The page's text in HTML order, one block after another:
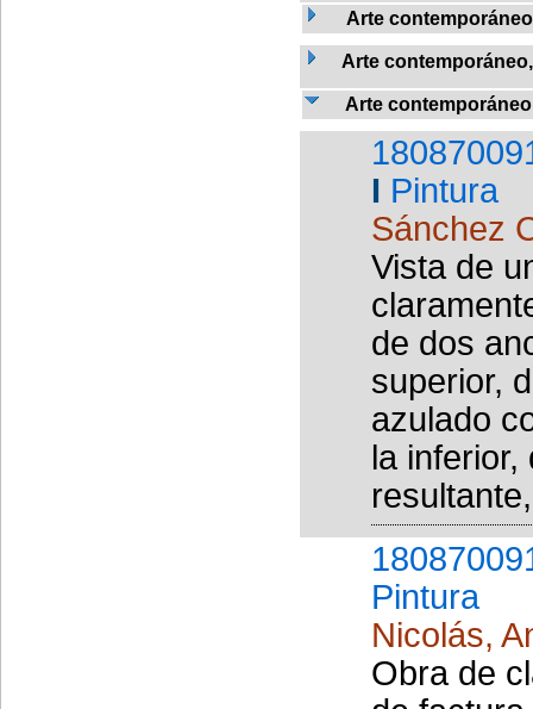
Arte
Arte
Arte
I Pintura
Sánchez
Vista de
de dos
superior,
azulado
la
Pintura
Nicolás,
Obra de